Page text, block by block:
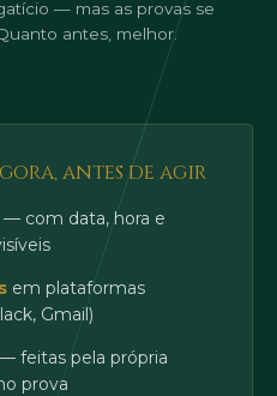
— mas as provas se
antes, melhor.
antes de agir
— com data, hora e
em plataformas
Gmail)
— feitas pela própria
prova